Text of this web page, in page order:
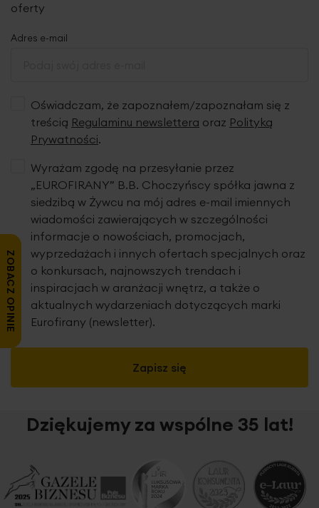
oferty
Adres e-mail
Oświadczam, że zapoznałem/zapoznałam się z
treścią Regulaminu newslettera oraz Polityką
Prywatności.
Zapisz się
Wyrażam zgodę na przesyłanie przez
„EUROFIRANY” B.B. Choczyńscy spółka jawna z
siedzibą w Żywcu na mój adres e-mail imiennych
wiadomości zawierających w szczególności
informacje o nowościach, promocjach,
wyprzedażach i innych ofertach specjalnych oraz
o konkursach, najnowszych trendach i
inspiracjach w aranżacji wnętrz, a także o
aktualnych wydarzeniach dotyczących marki
Eurofirany (newsletter).
Dziękujemy za wspólne 35 lat!
ZOBACZ OPINIE